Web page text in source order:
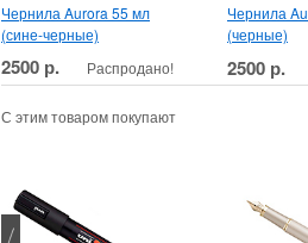
Чернила Aurora 55 мл
(сине-черные)
2500 р. Распродано!
Чернила
(черные)
2500 р.
С этим товаром покупают